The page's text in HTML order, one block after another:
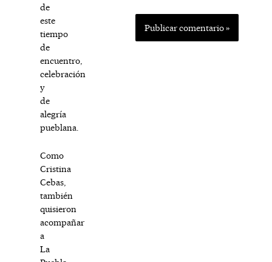
de
este
tiempo
de
encuentro,
celebración
y
de
alegría
pueblana.
Como
Cristina
Cebas,
también
quisieron
acompañar
a
La